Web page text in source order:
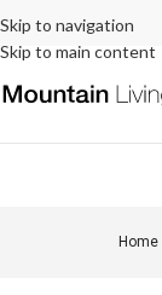
Skip to navigation
Skip to main content
Home